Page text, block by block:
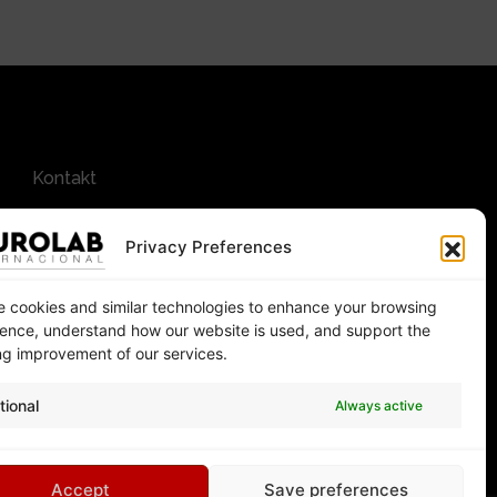
Privacy Preferences
cookies and similar technologies to enhance your browsing
understand how our website is used, and support the
improvement of our services.
Always active
Accept Save preferences
Kontakt